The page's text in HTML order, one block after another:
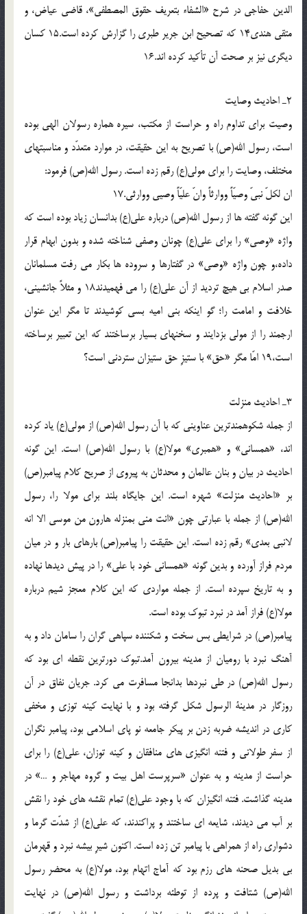
الدين حفاجى در شرح «الشفاء بتعريف حقوق المصطفى»، قاضى عياض، و
متقى هندى14 كه تصحيح ابن جرير طبرى را گزارش كرده است.15 كسان
ديگرى نيز بر صحت آن تأكيد كرده اند.16
2ـ احاديث وصايت
وصيت براى تداوم راه و حراست از مكتب، سيره هماره رسولان الهى بوده
است، رسول الله(ص) با تصريح به اين حقيقت، در موارد متعدّد و مناسبتهاى
مختلف، وصايت را براى مولى(ع) رقم زده است. رسول الله(ص) فرمود:
ان لكلّ نبىّ وصيّاً ووارثاً وانّ عليّاً وصيى ووارثى.17
اين گونه گفته ها از رسول الله(ص) درباره على(ع) بدانسان زياد بوده است كه
واژه «وصى» را براى على(ع) چونان وصفى شناخته شده و بدون ابهام قرار
داده،و چون واژه «وصى» در گفتارها و سروده ها بكار مى رفت مسلمانان
صدر اسلام بى هيچ ترديد از آن على(ع) را مى فهميدند18 و مثلاً جانشينى،
خلافت و امامت را؛ گو اينكه بنى اميه بسى كوشيدند تا مگر اين عنوان
ارجمند را از مولى بزدايند و سخنهاى بسيار برساختند كه اين تعبير برساخته
است،19 امّا مگر «حق» با ستيزِ حق ستيزان ستردنى است؟
3ـ احاديث منزلت
از جمله شكوهمندترين عناوينى كه با آن رسول الله(ص) از مولى(ع) ياد كرده
اند، «همسانى» و «همبرى» مولا(ع) با رسول الله(ص) است. اين گونه
احاديث در بيان و بنان عالمان و محدثان به پيروى از صريح كلام پيامبر(ص)
بر «احاديث منزلت» شهره است. اين جايگاه بلند براى مولا را، رسول
الله(ص) از جمله با عبارتى چون «انت منى بمنزله هارون من موسى الا انه
لانبى بعدى» رقم زده است. اين حقيقت را پيامبر(ص) بارهاى بار و در ميان
مردم فراز آورده و بدين گونه «همسانى خود با على» را در پيش ديدها نهاده
و به تاريخ سپرده است. از جمله مواردى كه اين كلام معجز شيم درباره
مولا(ع) فراز آمد در نبرد تبوك بوده است.
پيامبر(ص) در شرايطى بس سخت و شكننده سپاهى گران را سامان داد و به
آهنگ نبرد با روميان از مدينه بيرون آمد.تبوك دورترين نقطه اى بود كه
رسول الله(ص) در طى نبردها بدانجا مسافرت مى كرد. جريان نفاق در آن
روزگار در مدينة الرسول شكل گرفته بود و با نهايت كينه توزى و مخفى
كارى در انديشه ضربه زدن بر پيكر جامعه نو پاى اسلامى بود، پيامبر نگران
از سفر طولانى و فتنه انگيزى هاى منافقان و كينه توزان، على(ع) را براى
حراست از مدينه و به عنوان «سرپرست اهل بيت و گروه مهاجر و …» در
مدينه گذاشت. فتنه انگيزان كه با وجود على(ع) تمام نقشه هاى خود را نقش
بر آب مى ديدند، شايعه اى ساختند و پراكندند، كه على(ع) از شدّت گرما و
دشوارى راه از همراهى با پيامبر تن زده است. اكنون شيرِ بيشه نبرد و قهرمان
بى بديل صحنه هاى رزم بود كه آماج اتهام بود، مولا(ع) به محضر رسول
الله(ص) شتافت و پرده از توطئه برداشت و رسول الله(ص) در نهايت